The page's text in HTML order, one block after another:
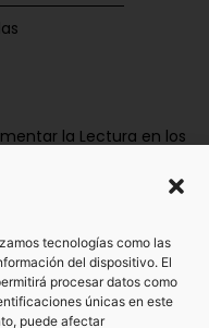
tecnologías como las
del dispositivo. El
procesar datos como
únicas en este
puede afectar
la Lectura en los
Bebés Recién
Vestir a los Más